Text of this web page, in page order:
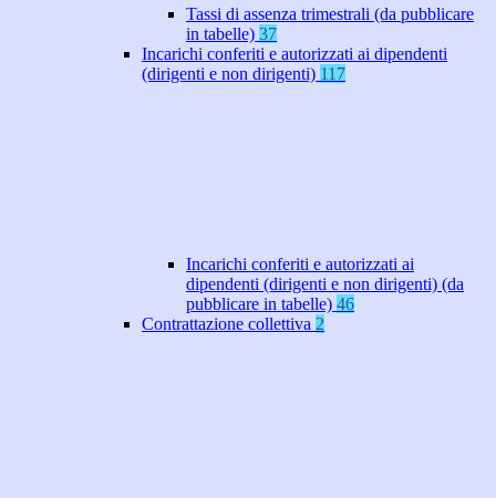
Tassi di assenza trimestrali (da pubblicare
in tabelle) 37
Incarichi conferiti e autorizzati ai dipendenti
(dirigenti e non dirigenti) 117
Incarichi conferiti e autorizzati ai
dipendenti (dirigenti e non dirigenti) (da
pubblicare in tabelle) 46
Contrattazione collettiva 2